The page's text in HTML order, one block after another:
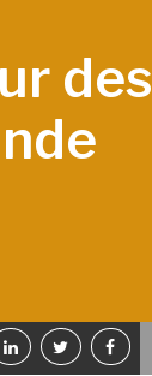
des